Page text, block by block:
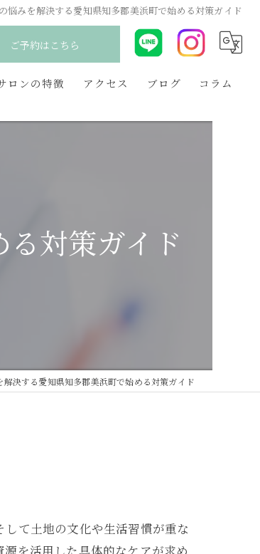
悩みを解決する愛知県知多郡美浜町で始める対策ガイド
ご予約はこちら
ロンの特徴
期
アクセス ブログ コラム
対策ガイド
解決する愛知県知多郡美浜町で始める対策ガイド
て土地の文化や生活習慣が重な
を活用した具体的なケアが求め